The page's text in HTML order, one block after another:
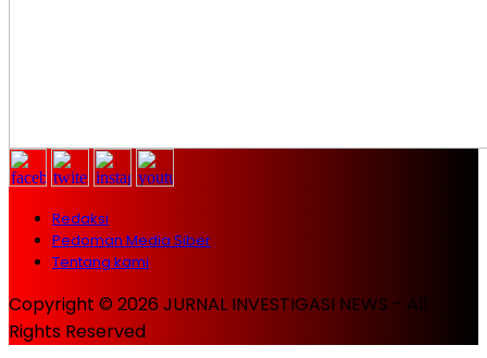
Redaksi
Pedoman Media Siber
Tentang kami
Copyright © 2026 JURNAL INVESTIGASI NEWS - All
Rights Reserved